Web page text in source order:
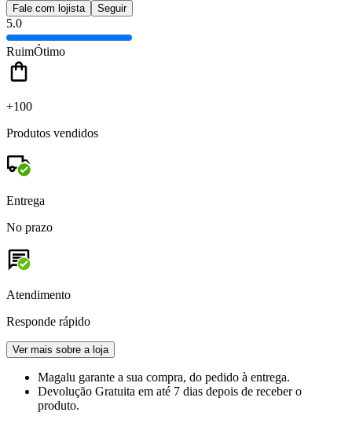
Fale com lojista Seguir
5.0
RuimÓtimo
+100
Produtos vendidos
Entrega
No prazo
Atendimento
Responde rápido
Ver mais sobre a loja
Magalu garante a sua compra, do pedido à entrega.
Devolução Gratuita em até 7 dias depois de receber o
produto.